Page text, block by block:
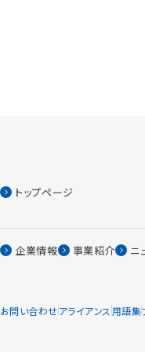
トップページ
企業情報 事業紹介 ニ
お問い合わせアライアンス 用語集